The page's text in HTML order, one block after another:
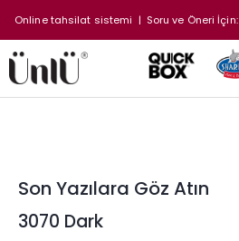
Online tahsilat sistemi | Soru ve Öneri İçin:
Son Yazılara Göz Atın
3070 Dark